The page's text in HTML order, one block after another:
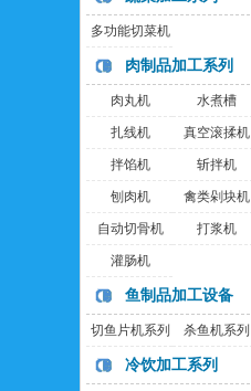
多功能切菜机
肉制品加工系列
肉丸机 水煮槽
扎线机 真空滚揉机
拌馅机 斩拌机
刨肉机 禽类剁块机
自动切骨机 打浆机
灌肠机
鱼制品加工设备
切鱼片机系列 杀鱼机系列
冷饮加工系列